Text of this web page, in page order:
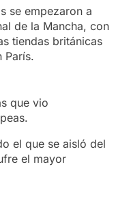
se empezaron a
de la Mancha, con
tiendas británicas
París.
que vio
el que se aisló del
el mayor